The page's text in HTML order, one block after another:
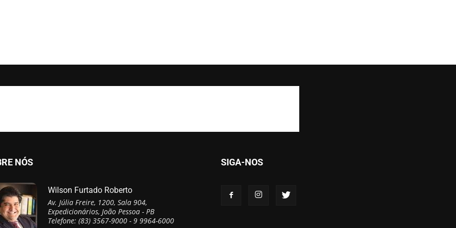
NÓS
Wilson Furtado Roberto
Av. Júlia Freire, 1200, Sala 904,
Expedicionários, João Pessoa - PB
Telefone: (83) 3567-9000 - 9 9964-6000
SIGA-NOS